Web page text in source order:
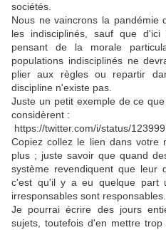
sociétés.
Nous ne vaincrons la
les indisciplinés, sauf que
pensant de la morale
populations indisciplinés ne
plier aux règles ou repartir
discipline n'existe pas.
Juste un petit exemple de ce
considèrent :
https://twitter.com/i/status/
Copiez collez le lien dans votre
plus ; juste savoir que quand
système revendiquent que leur
c'est qu'il y a eu quelque part
irresponsables sont responsables.
Je pourrai écrire des jours
sujets, toutefois d'en mettre